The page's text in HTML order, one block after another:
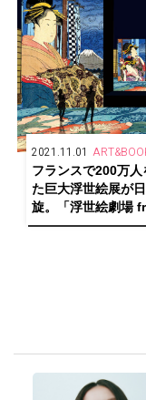
2021.11.01
フランスで200万人
た巨大浮世絵展が
旋。「浮世絵劇場
Paris」開催中！